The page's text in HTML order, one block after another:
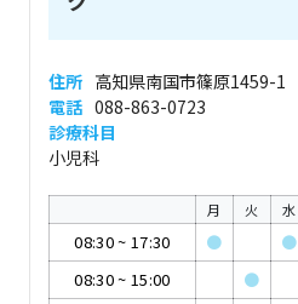
住所 高知県南国市篠原1459-1
電話 088-863-0723
診療科目
小児科
月 火 水
08:30~ 17:30 ● ●
08:30~ 15:00
●